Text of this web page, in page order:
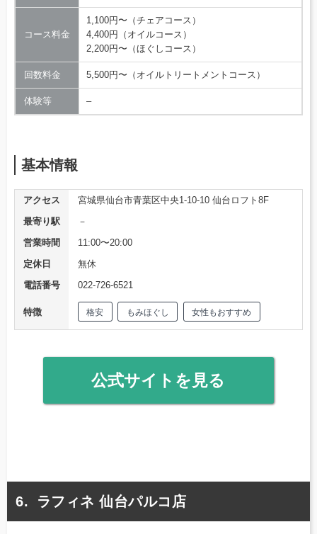
コース料金
1,100円〜（チェアコース）
4,400円（オイルコース）
2,200円〜（ほぐしコース）
回数料金 5,500円〜（オイルトリートメントコース）
体験等 –
基本情報
アクセス
宮城県仙台市青葉区中央1-10-10 仙台ロフト8F
最寄り駅
－
営業時間
11:00〜20:00
定休日
無休
電話番号
022-726-6521
特徴 格安 もみほぐし 女性もおすすめ
公式サイトを見る
ラフィネ 仙台パルコ店